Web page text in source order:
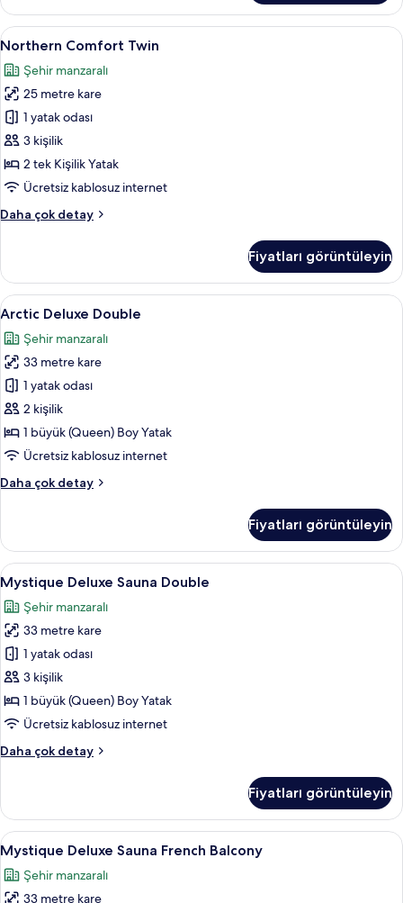
daha
fazla
detay
Northern
Comfort
Twin
için
tüm
fotoğrafları
görün
Northern Comfort Twin | Kaliteli
12
Northern Comfort Twin
Şehir manzaralı
25 metre kare
1 yatak odası
3 kişilik
2 tek Kişilik Yatak
Ücretsiz kablosuz internet
Daha çok detay
Northern
daha
fazla
detay
Fiyatları görüntüleyin
Arctic
Deluxe
Double
için
tüm
fotoğrafları
görün
Kaliteli yatak takımı, memory foam
16
Arctic Deluxe Double
Şehir manzaralı
33 metre kare
1 yatak odası
2 kişilik
1 büyük (Queen) Boy Yatak
Ücretsiz kablosuz internet
Daha çok detay
Arctic
daha
fazla
detay
Fiyatları görüntüleyin
Mystique
Deluxe
Sauna
Double
için
tüm
fotoğrafları
görün
Mystique Deluxe Sauna Double |
16
Mystique Deluxe Sauna Double
Şehir manzaralı
33 metre kare
1 yatak odası
3 kişilik
1 büyük (Queen) Boy Yatak
Ücretsiz kablosuz internet
Daha çok detay
Mystique
hakkında
daha
fazla
detay
Fiyatları görüntüleyin
Mystique
Deluxe
Sauna
Mystique Deluxe Sauna French
15
Mystique Deluxe Sauna French Balcony
Şehir manzaralı
33 metre kare